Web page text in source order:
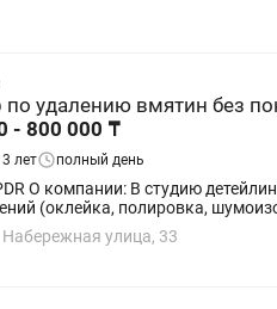
по удалению вмятин без
- 800 000 ₸
лет полный день
(PDR), а также мастера смежных
(оклейка, полировка,
улица, 33